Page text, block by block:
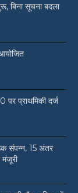
बिना सूचना बदला
पर प्राथमिकी दर्ज
संपन्न, 15 अंतर
मंजूरी